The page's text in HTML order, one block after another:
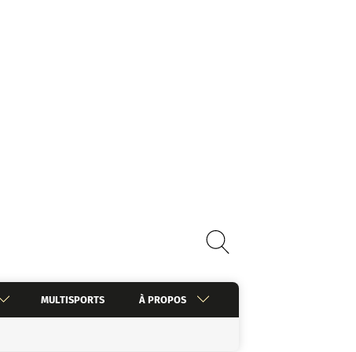
MULTISPORTS À PROPOS